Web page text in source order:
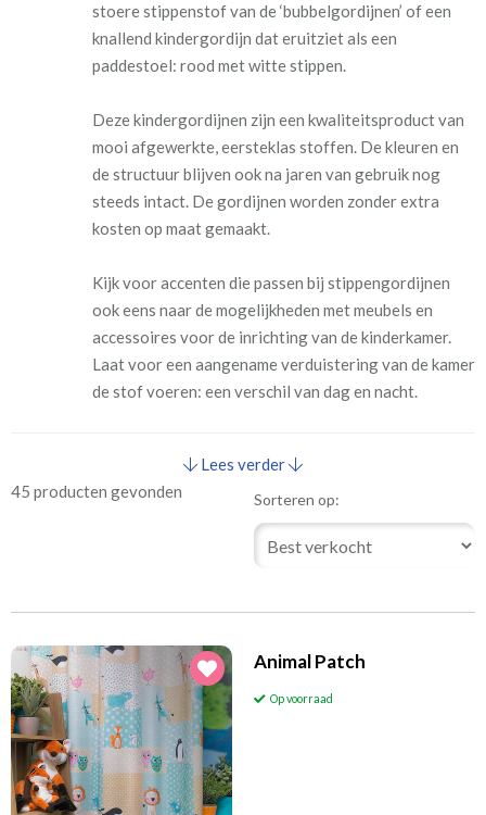
stoere stippenstof van de ‘bubbelgordijnen’ of een
knallend kindergordijn dat eruitziet als een
paddestoel: rood met witte stippen.
Deze kindergordijnen zijn een kwaliteitsproduct van
mooi afgewerkte, eersteklas stoffen. De kleuren en
de structuur blijven ook na jaren van gebruik nog
steeds intact. De gordijnen worden zonder extra
kosten op maat gemaakt.
Kijk voor accenten die passen bij stippengordijnen
ook eens naar de mogelijkheden met meubels en
accessoires voor de inrichting van de kinderkamer.
Laat voor een aangename verduistering van de kamer
de stof voeren: een verschil van dag en nacht.
Lees verder
45 producten gevonden
Sorteren op:
Animal Patch
Op voorraad